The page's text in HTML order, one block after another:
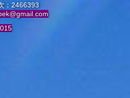
：2466393